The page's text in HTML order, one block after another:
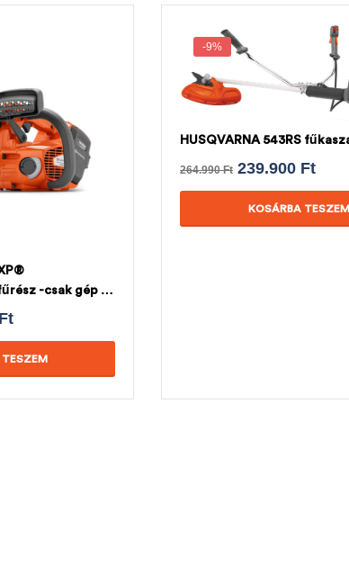
-csak gép +
LÁNC
Ft
-9%
HUSQVARNA 543RS
264.990Ft 239.900 Ft
KOSÁRBA TESZEM